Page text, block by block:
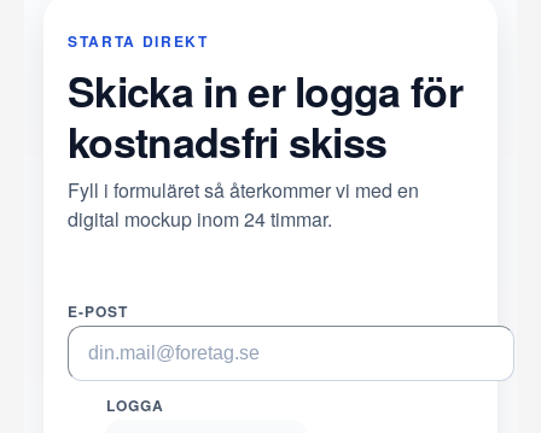
STARTA DIREKT
Skicka in er logga för
kostnadsfri skiss
Fyll i formuläret så återkommer vi med en
digital mockup inom 24 timmar.
E-POST
LOGGA